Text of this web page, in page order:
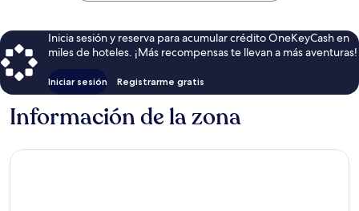
Inicia sesión y reserva para acumular crédito OneKeyCash en
miles de hoteles. ¡Más recompensas te llevan a más aventuras!
Iniciar sesión Registrarme gratis
Información de la zona